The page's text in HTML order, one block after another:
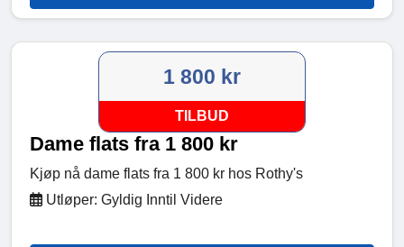
1 800 kr
TILBUD
Dame flats fra 1 800 kr
Kjøp nå dame flats fra 1 800 kr hos Rothy's
Utløper: Gyldig Inntil Videre